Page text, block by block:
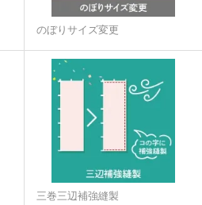
のぼりサイズ変更
三巻三辺補強縫製